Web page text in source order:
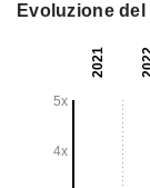
Evoluzione